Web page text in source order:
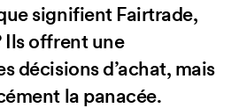
signifient Fairtrade,
Ils offrent une
décisions d’achat, mais
la panacée.